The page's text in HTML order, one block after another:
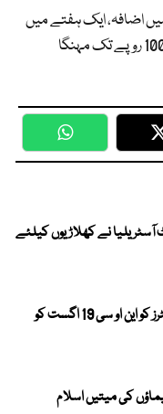
اضافہ، ایک ہفتے میں
WhatsApp
نے کھلاڑیوں کیلئے
کیریبین پریمیئر لیگ ، قومی کرکٹرز کو این او سی 19 اگست کو
کوہ پیماؤں کی میتیں اسلام